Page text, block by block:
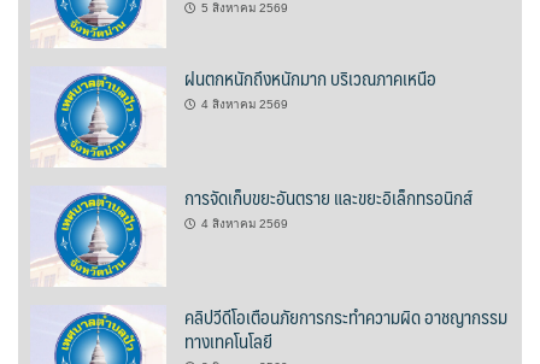
บ้านพักชมดอย
บ้านยลญภา
บ้านริมทุ่งรีสอร์ท
บ้านสวนศรีสุขโฮมสเตย์
บ้านฮิมนาปัว
บ้านไม้ปลายนา
5 สิงหาคม 2569
ฝนตกหนักถึงหนักมาก บริเวณภาคเหนือ
4 สิงหาคม 2569
การจัดเก็บขยะอันตราย และขยะอิเล็กทรอนิกส์
4 สิงหาคม 2569
คลิปวีดีโอเตือนภัยการกระทำความผิด อาชญากรรม
ทางเทคโนโลยี